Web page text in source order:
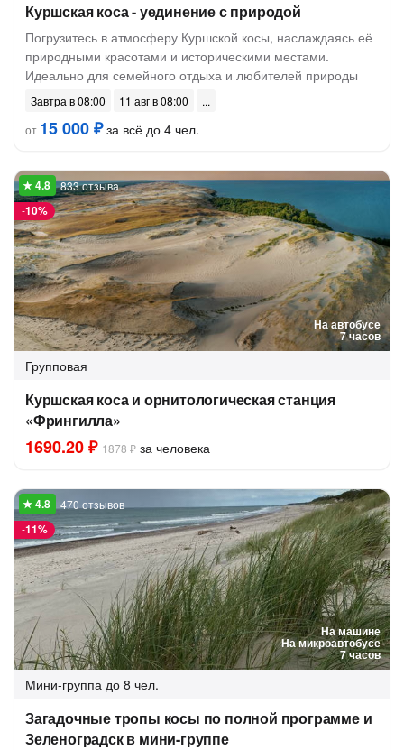
Куршская коса - уединение с природой
Погрузитесь в атмосферу Куршской косы, наслаждаясь её
природными красотами и историческими местами.
Идеально для семейного отдыха и любителей природы
Завтра в 08:00
11 авг в 08:00
от 15 000 ₽за всё до 4 чел.
На автобусе
7 часов
-10%
833 отзыва
Групповая
Куршская коса и орнитологическая станция
«Фрингилла»
1690.20 ₽ 1878 ₽ за человека
На машине
На микроавтобусе
7 часов
-11%
470 отзывов
Мини-группа до 8 чел.
Загадочные тропы косы по полной программе и
Зеленоградск в мини-группе